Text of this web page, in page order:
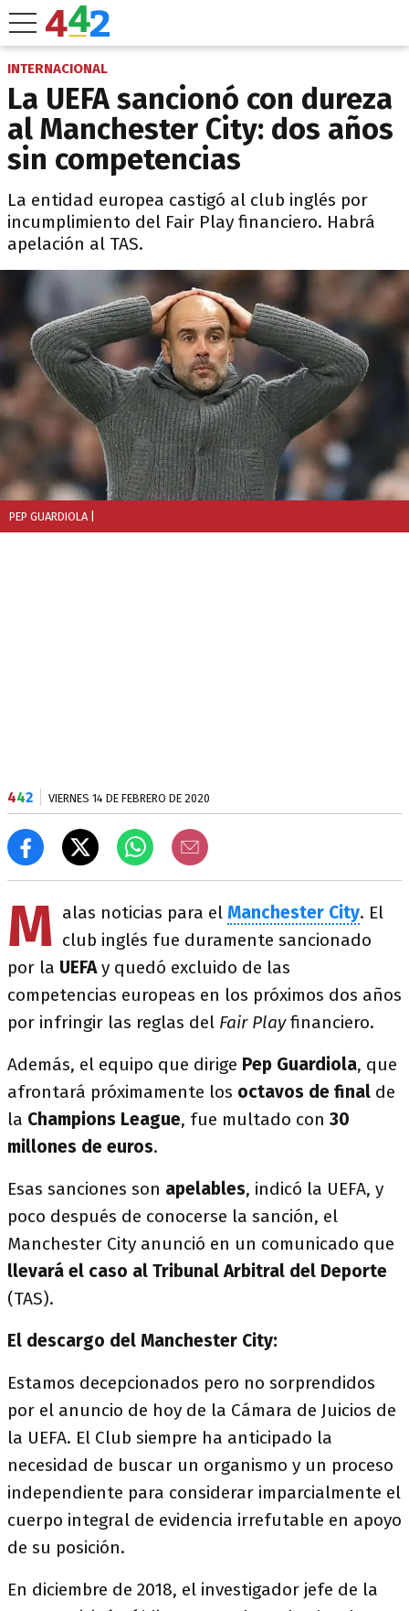
INTERNACIONAL
La UEFA sancionó con dureza
al Manchester City: dos años
sin competencias
La entidad europea castigó al club inglés por
incumplimiento del Fair Play financiero. Habrá
apelación al TAS.
PEP GUARDIOLA
442 VIERNES 14 DE FEBRERO DE 2020
M alas noticias para el Manchester City. El
club inglés fue duramente sancionado
por la UEFAy quedó excluido de las
competencias europeas en los próximos dos años
por infringir las reglas del Fair Playfinanciero.
Además, el equipo que dirige Pep Guardiola, que
afrontará próximamente los octavos de final de
la Champions League, fue multado con 30
millones de euros.
Esas sanciones son apelables, indicó la UEFA, y
poco después de conocerse la sanción, el
Manchester City anunció en un comunicado que
llevará el caso al Tribunal Arbitral del Deporte
(TAS).
El descargo del Manchester City:
Estamos decepcionados pero no sorprendidos
por el anuncio de hoy de la Cámara de Juicios de
la UEFA. El Club siempre ha anticipado la
necesidad de buscar un organismo y un proceso
independiente para considerar imparcialmente el
cuerpo integral de evidencia irrefutable en apoyo
de su posición.
En diciembre de 2018, el investigador jefe de la